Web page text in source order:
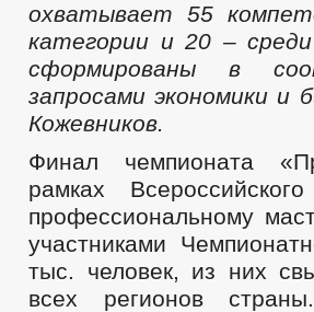
охватывает 55
категории и 20 –
сформированы в
запросами экономики и
Кожевников.
Финал чемпионата
рамках
профессиональному
участниками
тыс. человек, из них
всех регионов